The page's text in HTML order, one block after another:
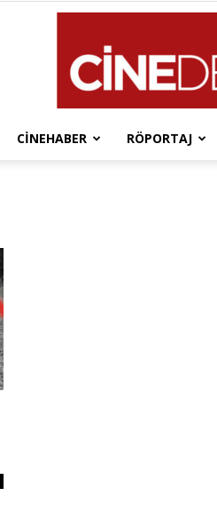
CINEHABER RÖPORTAJ